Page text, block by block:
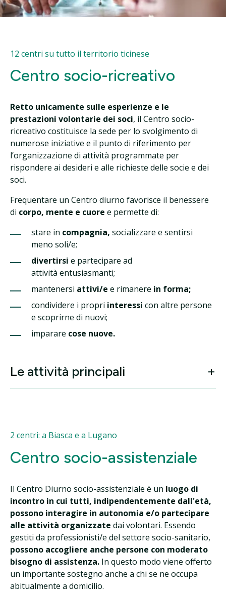
12 centri su tutto il territorio ticinese
Centro socio-ricreativo
Retto unicamente sulle esperienze e le
prestazioni volontarie dei soci, il Centro socio-
ricreativo costituisce la sede per lo svolgimento di
numerose iniziative e il punto di riferimento per
l’organizzazione di attività programmate per
rispondere ai desideri e alle richieste delle socie e dei
soci.
Frequentare un Centro diurno favorisce il benessere
di corpo, mente e cuore e permette di:
stare in compagnia, socializzare e sentirsi
meno soli/e;
divertirsi e partecipare ad
attività entusiasmanti;
mantenersi attivi/e e rimanere in forma;
condividere i propri interessi con altre persone
e scoprirne di nuovi;
imparare cose nuove.
Le attività principali
2 centri: a Biasca e a Lugano
Centro socio-assistenziale
Il Centro Diurno socio-assistenziale è un luogo di
incontro in cui tutti, indipendentemente dall'età,
possono interagire in autonomia e/o partecipare
alle attività organizzate dai volontari. Essendo
gestiti da professionisti/e del settore socio-sanitario,
possono accogliere anche persone con moderato
bisogno di assistenza. In questo modo viene offerto
un importante sostegno anche a chi se ne occupa
abitualmente a domicilio.